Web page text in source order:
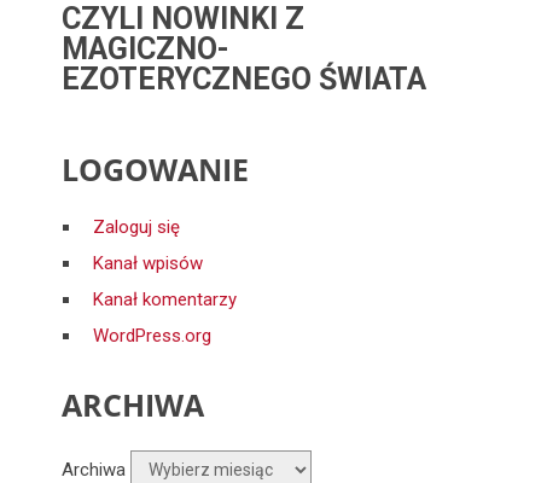
CZYLI NOWINKI Z
MAGICZNO-
EZOTERYCZNEGO ŚWIATA
LOGOWANIE
Zaloguj się
Kanał wpisów
Kanał komentarzy
WordPress.org
ARCHIWA
Archiwa